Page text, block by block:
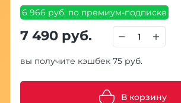
6 966 руб. по премиум-подписке
7 490 руб.
вы получите кэшбек 75 руб.
В корзину